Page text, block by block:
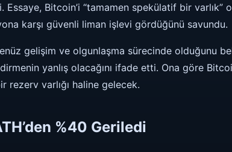
Essaye, Bitcoin’i “tamamen spekülatif bir varlık”
karşı güvenli liman işlevi gördüğünü savundu.
gelişim ve olgunlaşma sürecinde olduğunu
yanlış olacağını ifade etti. Ona göre
rezerv varlığı haline gelecek.
%40 Geriledi